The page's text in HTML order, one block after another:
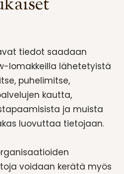
tiedot saadaan
lomakkeilla lähetetyistä
puhelimitse,
kautta,
ja muista
luovuttaa tietojaan.
voidaan kerätä myös